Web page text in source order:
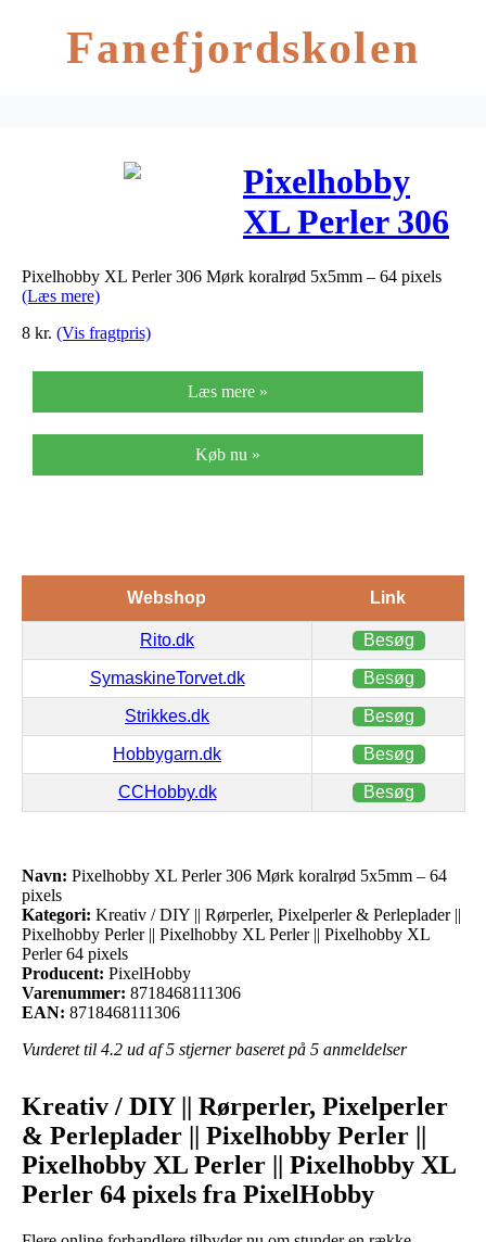
Fanefjordskolen
Pixelhobby
XL Perler 306
Mørk
pixels
Pixelhobby XL Perler 306 Mørk koralrød 5x5mm – 64 pixels
(Læs mere)
8 kr. (Vis fragtpris)
Læs mere »
Køb nu »
Webshop Link
Rito.dk Besøg
SymaskineTorvet.dk Besøg
Strikkes.dk Besøg
Hobbygarn.dk Besøg
CCHobby.dk Besøg
Navn: Pixelhobby XL Perler 306 Mørk koralrød 5x5mm – 64
pixels
Kategori: Kreativ / DIY || Rørperler, Pixelperler & Perleplader ||
Pixelhobby Perler || Pixelhobby XL Perler || Pixelhobby XL
Perler 64 pixels
Producent: PixelHobby
Varenummer: 8718468111306
EAN: 8718468111306
Vurderet til 4.2 ud af 5 stjerner baseret på 5 anmeldelser
Kreativ / DIY || Rørperler, Pixelperler
& Perleplader || Pixelhobby Perler ||
Pixelhobby XL Perler || Pixelhobby XL
Perler 64 pixels fra PixelHobby